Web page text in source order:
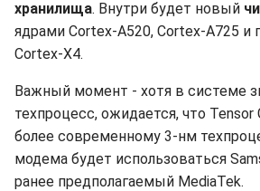
хранилища. Внутри будет новый
ядрами Cortex-A520, Cortex-A725 и
Cortex-X4.
Важный момент - хотя в системе
техпроцесс, ожидается, что Tensor
более современному 3-нм
модема будет использоваться
ранее предполагаемый MediaTek.